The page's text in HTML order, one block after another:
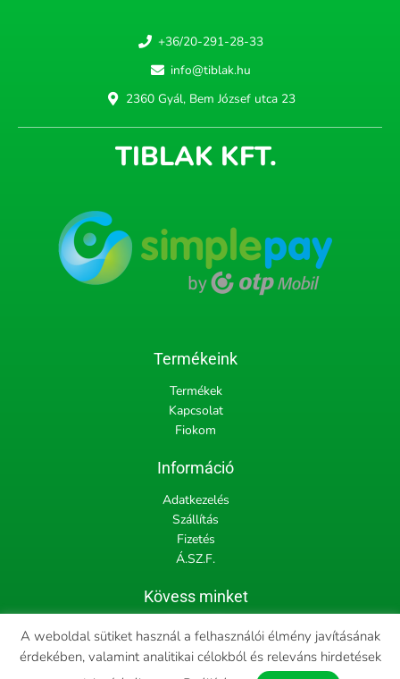
+36/20-291-28-33
info@tiblak.hu
2360 Gyál, Bem József utca 23
TIBLAK KFT.
Termékeink
Termékek
Kapcsolat
Fiokom
Információ
Adatkezelés
Szállítás
Fizetés
Á.SZ.F.
Kövess minket
F
a
c
n
s
A weboldal sütiket használ a felhasználói élmény javításának
érdekében, valamint analitikai célokból és releváns hirdetések